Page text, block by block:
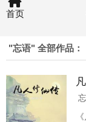
首页
"忘语" 全部作品：